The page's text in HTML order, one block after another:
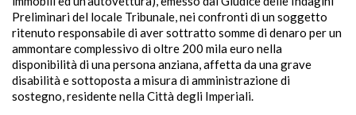
Preliminari del locale Tribunale, nei confronti di un soggetto
ritenuto responsabile di aver sottratto somme di denaro per un
ammontare complessivo di oltre 200 mila euro nella
disponibilità di una persona anziana, affetta da una grave
disabilità e sottoposta a misura di amministrazione di
sostegno, residente nella Città degli Imperiali.